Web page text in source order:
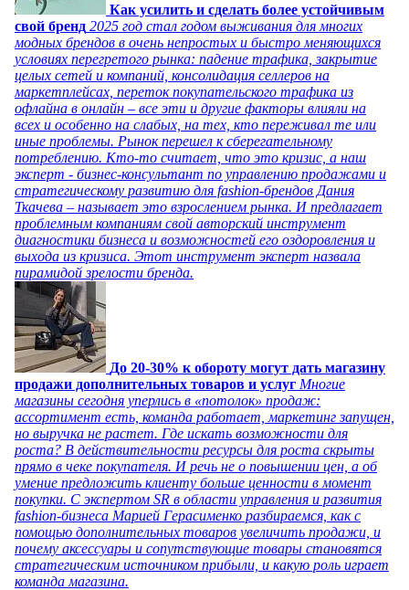
Как усилить и сделать более устойчивым
свой бренд 2025 год стал годом выживания для многих
модных брендов в очень непростых и быстро меняющихся
условиях перегретого рынка: падение трафика, закрытие
целых сетей и компаний, консолидация селлеров на
маркетплейсах, переток покупательского трафика из
офлайна в онлайн – все эти и другие факторы влияли на
всех и особенно на слабых, на тех, кто переживал те или
иные проблемы. Рынок перешел к сберегательному
потреблению. Кто-то считает, что это кризис, а наш
эксперт - бизнес-консультант по управлению продажами и
стратегическому развитию для fashion-брендов Дания
Ткачева – называет это взрослением рынка. И предлагает
проблемным компаниям свой авторский инструмент
диагностики бизнеса и возможностей его оздоровления и
выхода из кризиса. Этот инструмент эксперт назвала
пирамидой зрелости бренда.
До 20-30% к обороту могут дать магазину
продажи дополнительных товаров и услуг Многие
магазины сегодня уперлись в «потолок» продаж:
ассортимент есть, команда работает, маркетинг запущен,
но выручка не растет. Где искать возможности для
роста? В действительности ресурсы для роста скрыты
прямо в чеке покупателя. И речь не о повышении цен, а об
умение предложить клиенту больше ценности в момент
покупки. С экспертом SR в области управления и развития
fashion-бизнеса Марией Герасименко разбираемся, как с
помощью дополнительных товаров увеличить продажи, и
почему аксессуары и сопутствующие товары становятся
стратегическим источником прибыли, и какую роль играет
команда магазина.